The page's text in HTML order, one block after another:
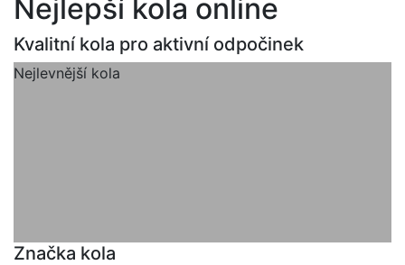
Nejlepší kola online
Kvalitní kola pro aktivní odpočinek
Nejlevnější kola
Značka kola